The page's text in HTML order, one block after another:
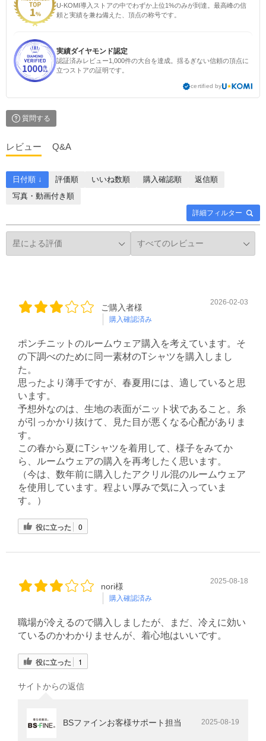
U-KOMI導入ストアの中でわずか上位1%のみが到達。最高峰の信
頼と実績を兼ね備えた、頂点の称号です。
実績ダイヤモンド認定
認証済みレビュー1,000件の大台を達成。揺るぎない信頼の頂点に
立つストアの証明です。
certified by
質問する
レビュー Q&A
詳細フィルター
日付順 ↓ 評価順 いいね数順 購入確認順
返信順
写真・動画付き順
ご購入者様
購入確認済み
2026-02-03
ポンチニットのルームウェア購入を考えています。そ
の下調べのために同一素材のTシャツを購入しまし
た。
思ったより薄手ですが、春夏用には、適していると思
います。
予想外なのは、生地の表面がニット状であること。糸
が引っかかり抜けて、見た目が悪くなる心配がありま
す。
この春から夏にTシャツを着用して、様子をみてか
ら、ルームウェアの購入を再考したく思います。
（今は、数年前に購入したアクリル混のルームウェア
を使用しています。程よい厚みで気に入っていま
す。）
役に立った 0
nori様
購入確認済み
2025-08-18
職場が冷えるので購入しましたが、まだ、冷えに効い
ているのかわかりませんが、着心地はいいです。
役に立った 1
サイトからの返信
BSファインお客様サポート担当 2025-08-19